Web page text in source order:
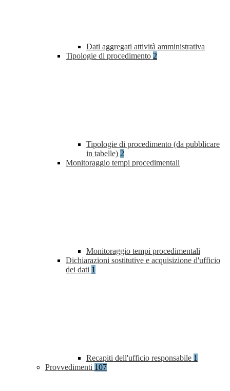
Dati aggregati attività amministrativa
Tipologie di procedimento 2
Tipologie di procedimento (da pubblicare
in tabelle) 2
Monitoraggio tempi procedimentali
Monitoraggio tempi procedimentali
Dichiarazioni sostitutive e acquisizione d'ufficio
dei dati 1
Recapiti dell'ufficio responsabile 1
Provvedimenti 107